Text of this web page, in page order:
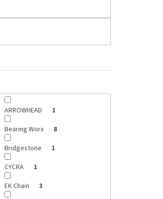
ARROWHEAD 1
Bearing Worx 8
Bridgestone 1
CYCRA 1
EK Chain 3